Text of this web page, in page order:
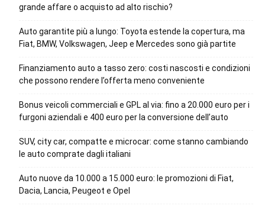
grande affare o acquisto ad alto rischio?
Auto garantite più a lungo: Toyota estende la copertura, ma
Fiat, BMW, Volkswagen, Jeep e Mercedes sono già partite
Finanziamento auto a tasso zero: costi nascosti e condizioni
che possono rendere l’offerta meno conveniente
Bonus veicoli commerciali e GPL al via: fino a 20.000 euro per i
furgoni aziendali e 400 euro per la conversione dell’auto
SUV, city car, compatte e microcar: come stanno cambiando
le auto comprate dagli italiani
Auto nuove da 10.000 a 15.000 euro: le promozioni di Fiat,
Dacia, Lancia, Peugeot e Opel